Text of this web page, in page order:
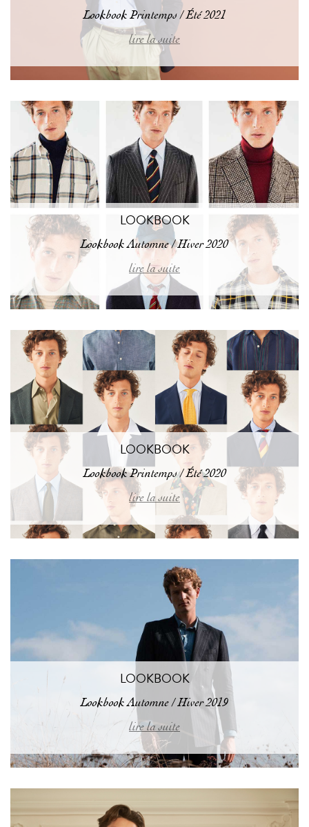
Lookbook Printemps / Été 2021
lire la suite
LOOKBOOK
Lookbook Automne / Hiver 2020
lire la suite
LOOKBOOK
Lookbook Printemps / Été 2020
lire la suite
LOOKBOOK
Lookbook Automne / Hiver 2019
lire la suite